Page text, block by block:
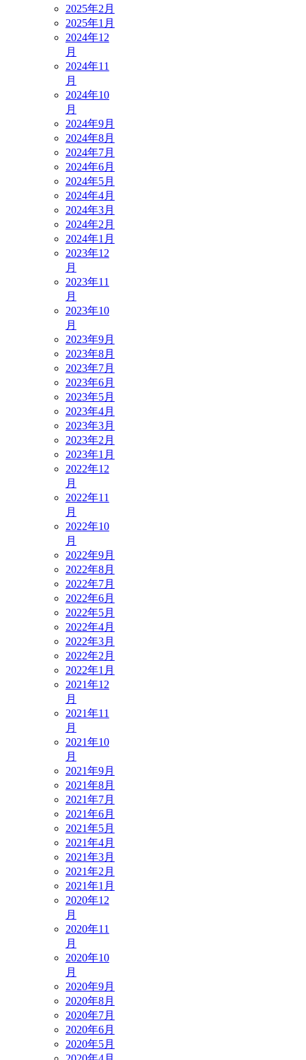
2025年2月
2025年1月
2024年12
月
2024年11
月
2024年10
月
2024年9月
2024年8月
2024年7月
2024年6月
2024年5月
2024年4月
2024年3月
2024年2月
2024年1月
2023年12
月
2023年11
月
2023年10
月
2023年9月
2023年8月
2023年7月
2023年6月
2023年5月
2023年4月
2023年3月
2023年2月
2023年1月
2022年12
月
2022年11
月
2022年10
月
2022年9月
2022年8月
2022年7月
2022年6月
2022年5月
2022年4月
2022年3月
2022年2月
2022年1月
2021年12
月
2021年11
月
2021年10
月
2021年9月
2021年8月
2021年7月
2021年6月
2021年5月
2021年4月
2021年3月
2021年2月
2021年1月
2020年12
月
2020年11
月
2020年10
月
2020年9月
2020年8月
2020年7月
2020年6月
2020年5月